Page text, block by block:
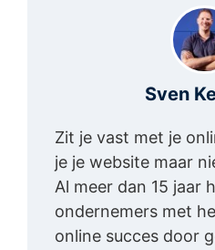
Sven
Zit je vast met je
je je website maar
Al meer dan 15 jaar
ondernemers met
online succes door